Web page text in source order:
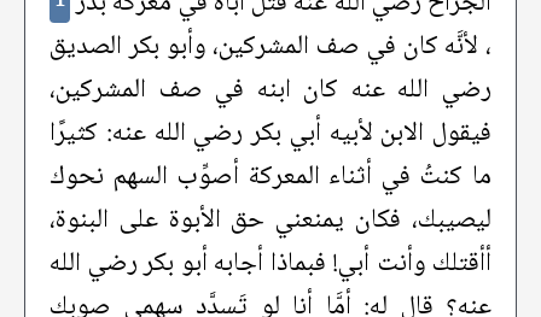
، لأنَّه كان في صف المشركين، وأبو بكر الصديق
رضي الله عنه كان ابنه في صف المشركين،
فيقول الابن لأبيه أبي بكر رضي الله عنه: كثيرًا
ما كنتُ في أثناء المعركة أصوِّب السهم نحوك
ليصيبك، فكان يمنعني حق الأبوة على البنوة،
أأقتلك وأنت أبي! فبماذا أجابه أبو بكر رضي الله
عنه؟ قال له: أمَّا أنا لو تَسدَّد سهمي صوبك